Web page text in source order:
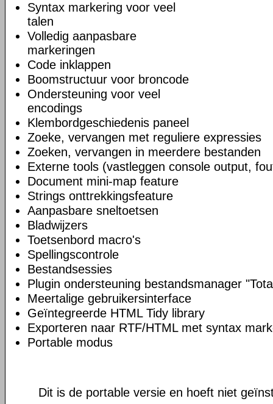
Syntax markering voor veel
talen
Volledig aanpasbare
markeringen
Code inklappen
Boomstructuur voor broncode
Ondersteuning voor veel
encodings
Klembordgeschiedenis paneel
Zoeke, vervangen met reguliere expressies
Zoeken, vervangen in meerdere bestanden
Externe tools (vastleggen console output,
Document mini-map feature
Strings onttrekkingsfeature
Aanpasbare sneltoetsen
Bladwijzers
Toetsenbord macro's
Spellingscontrole
Bestandsessies
Plugin ondersteuning bestandsmanager
Meertalige gebruikersinterface
Geïntegreerde HTML Tidy library
Exporteren naar RTF/HTML met syntax
Portable modus
Dit is de portable versie en hoeft niet